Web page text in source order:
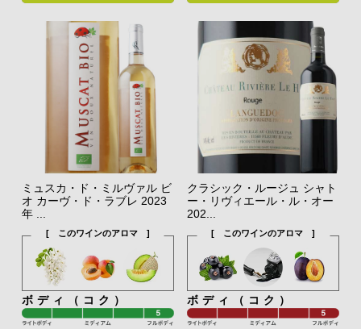
ミュスカ・ド・ミルヴァル ビ
オ カーヴ・ド・ラブレ 2023
年 ...
[ このワインのアロマ ]
ボディ（コク）
クラシック・ルージュ シャト
ー・リヴィエール・ル・オー
202...
[ このワインのアロマ ]
ボディ（コク）